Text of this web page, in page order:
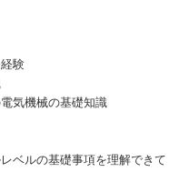
験
気機械の基礎知識
ベルの基礎事項を理解できて